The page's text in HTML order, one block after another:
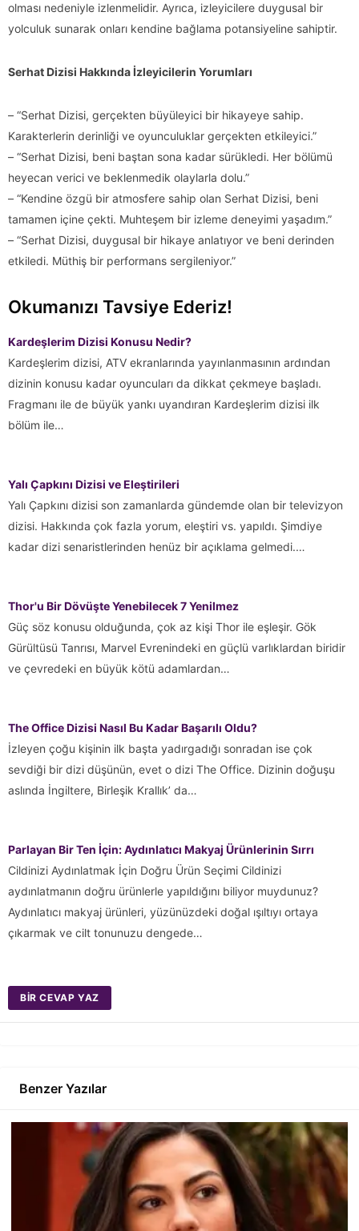
olması nedeniyle izlenmelidir. Ayrıca, izleyicilere duygusal bir
yolculuk sunarak onları kendine bağlama potansiyeline sahiptir.
Serhat Dizisi Hakkında İzleyicilerin Yorumları
– “Serhat Dizisi, gerçekten büyüleyici bir hikayeye sahip.
Karakterlerin derinliği ve oyunculuklar gerçekten etkileyici.”
– “Serhat Dizisi, beni baştan sona kadar sürükledi. Her bölümü
heyecan verici ve beklenmedik olaylarla dolu.”
– “Kendine özgü bir atmosfere sahip olan Serhat Dizisi, beni
tamamen içine çekti. Muhteşem bir izleme deneyimi yaşadım.”
– “Serhat Dizisi, duygusal bir hikaye anlatıyor ve beni derinden
etkiledi. Müthiş bir performans sergileniyor.”
Okumanızı Tavsiye Ederiz!
Kardeşlerim Dizisi Konusu Nedir?
Kardeşlerim dizisi, ATV ekranlarında yayınlanmasının ardından
dizinin konusu kadar oyuncuları da dikkat çekmeye başladı.
Fragmanı ile de büyük yankı uyandıran Kardeşlerim dizisi ilk
bölüm ile…
Yalı Çapkını Dizisi ve Eleştirileri
Yalı Çapkını dizisi son zamanlarda gündemde olan bir televizyon
dizisi. Hakkında çok fazla yorum, eleştiri vs. yapıldı. Şimdiye
kadar dizi senaristlerinden henüz bir açıklama gelmedi.…
Thor'u Bir Dövüşte Yenebilecek 7 Yenilmez
Güç söz konusu olduğunda, çok az kişi Thor ile eşleşir. Gök
Gürültüsü Tanrısı, Marvel Evrenindeki en güçlü varlıklardan biridir
ve çevredeki en büyük kötü adamlardan…
The Office Dizisi Nasıl Bu Kadar Başarılı Oldu?
İzleyen çoğu kişinin ilk başta yadırgadığı sonradan ise çok
sevdiği bir dizi düşünün, evet o dizi The Office. Dizinin doğuşu
aslında İngiltere, Birleşik Krallık’ da…
Parlayan Bir Ten İçin: Aydınlatıcı Makyaj Ürünlerinin Sırrı
Cildinizi Aydınlatmak İçin Doğru Ürün Seçimi Cildinizi
aydınlatmanın doğru ürünlerle yapıldığını biliyor muydunuz?
Aydınlatıcı makyaj ürünleri, yüzünüzdeki doğal ışıltıyı ortaya
çıkarmak ve cilt tonunuzu dengede…
BIR CEVAP YAZ
Benzer Yazılar